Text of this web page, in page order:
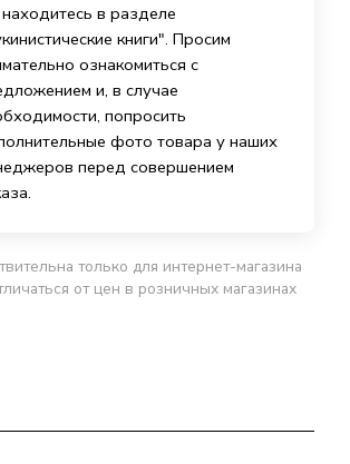
в разделе
книги". Просим
ознакомиться с
и, в случае
попросить
фото товара у наших
перед совершением
только для интернет-магазина
от цен в розничных магазинах